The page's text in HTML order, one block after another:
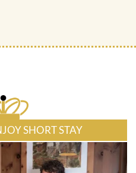
SHORT STAY